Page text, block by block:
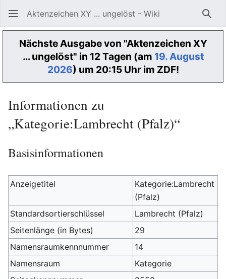
Aktenzeichen XY ... ungelöst - Wiki
Nächste Ausgabe von "Aktenzeichen XY
… ungelöst" in 12 Tagen (am 19. August
2026) um 20:15 Uhr im ZDF!
Informationen zu
„Kategorie:Lambrecht (Pfalz)“
Basisinformationen
Anzeigetitel
Kategorie:Lambrecht
(Pfalz)
Standardsortierschlüssel
Lambrecht (Pfalz)
Seitenlänge (in Bytes)
29
Namensraumkennnummer
14
Namensraum
Kategorie